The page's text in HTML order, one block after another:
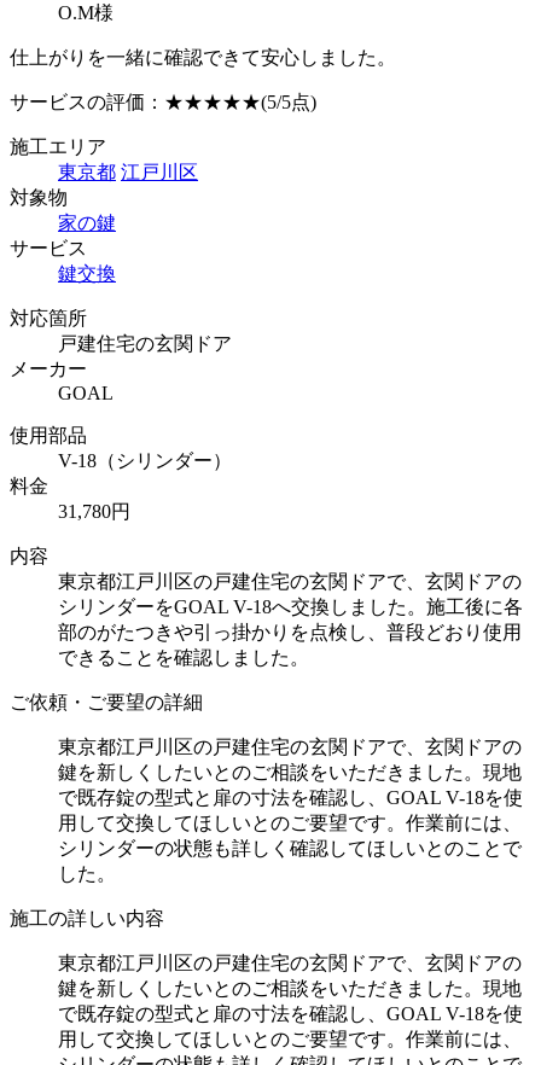
O.M様
仕上がりを一緒に確認できて安心しました。
サービスの評価： ★★★★★(5/5点)
施工エリア
東京都 江戸川区
対象物
家の鍵
サービス
鍵交換
対応箇所
戸建住宅の玄関ドア
メーカー
GOAL
使用部品
V-18（シリンダー）
料金
31,780円
内容
東京都江戸川区の戸建住宅の玄関ドアで、玄関ドアの
シリンダーをGOAL V-18へ交換しました。施工後に各
部のがたつきや引っ掛かりを点検し、普段どおり使用
できることを確認しました。
ご依頼・ご要望の詳細
東京都江戸川区の戸建住宅の玄関ドアで、玄関ドアの
鍵を新しくしたいとのご相談をいただきました。現地
で既存錠の型式と扉の寸法を確認し、GOAL V-18を使
用して交換してほしいとのご要望です。作業前には、
シリンダーの状態も詳しく確認してほしいとのことで
した。
施工の詳しい内容
東京都江戸川区の戸建住宅の玄関ドアで、玄関ドアの
鍵を新しくしたいとのご相談をいただきました。現地
で既存錠の型式と扉の寸法を確認し、GOAL V-18を使
用して交換してほしいとのご要望です。作業前には、